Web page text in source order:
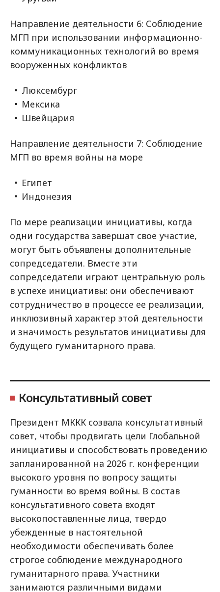
Направление деятельности 6: Соблюдение
МГП при использовании информационно-
коммуникационных технологий во время
вооруженных конфликтов
Люксембург
Мексика
Швейцария
Направление деятельности 7: Соблюдение
МГП во время войны на море
Египет
Индонезия
По мере реализации инициативы, когда
одни государства завершат свое участие,
могут быть объявлены дополнительные
сопредседатели. Вместе эти
сопредседатели играют центральную роль
в успехе инициативы: они обеспечивают
сотрудничество в процессе ее реализации,
инклюзивный характер этой деятельности
и значимость результатов инициативы для
будущего гуманитарного права.
Консультативный совет
Президент МККК созвала консультативный
совет, чтобы продвигать цели Глобальной
инициативы и способствовать проведению
запланированной на 2026 г. конференции
высокого уровня по вопросу защиты
гуманности во время войны. В состав
консультативного совета входят
высокопоставленные лица, твердо
убежденные в настоятельной
необходимости обеспечивать более
строгое соблюдение международного
гуманитарного права. Участники
занимаются различными видами